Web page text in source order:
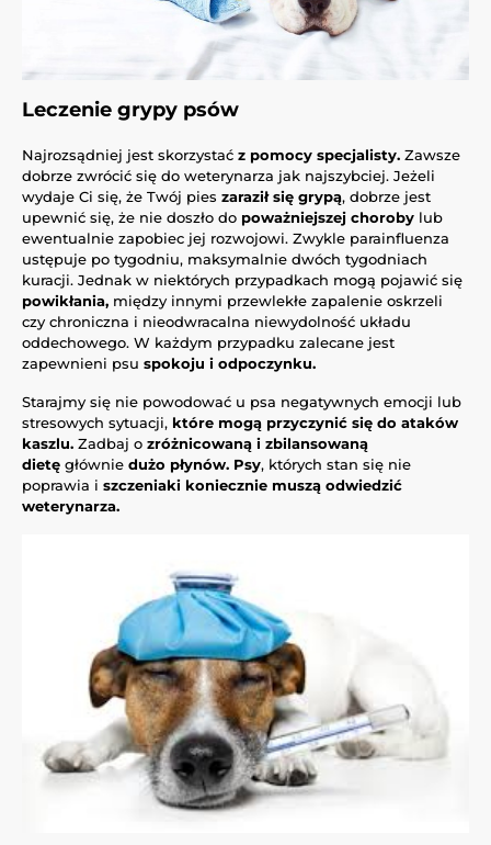
Leczenie grypy psów
Najrozsądniej jest skorzystać z pomocy specjalisty. Zawsze
dobrze zwrócić się do weterynarza jak najszybciej. Jeżeli
wydaje Ci się, że Twój pies zaraził się grypą, dobrze jest
upewnić się, że nie doszło do poważniejszej choroby lub
ewentualnie zapobiec jej rozwojowi. Zwykle parainfluenza
ustępuje po tygodniu, maksymalnie dwóch tygodniach
kuracji. Jednak w niektórych przypadkach mogą pojawić się
powikłania, między innymi przewlekłe zapalenie oskrzeli
czy chroniczna i nieodwracalna niewydolność układu
oddechowego. W każdym przypadku zalecane jest
zapewnieni psu spokoju i odpoczynku.
Starajmy się nie powodować u psa negatywnych emocji lub
stresowych sytuacji, które mogą przyczynić się do ataków
kaszlu. Zadbaj o zróżnicowaną i zbilansowaną
dietę głównie dużo płynów. Psy, których stan się nie
poprawia i szczeniaki koniecznie muszą odwiedzić
weterynarza.